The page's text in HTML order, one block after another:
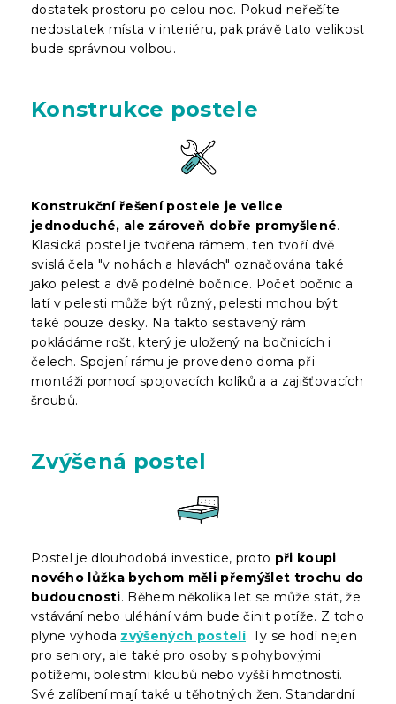
dostatek prostoru po celou noc. Pokud neřešíte
nedostatek místa v interiéru, pak právě tato velikost
bude správnou volbou.
Konstrukce postele
Konstrukční řešení postele je velice
jednoduché, ale zároveň dobře promyšlené.
Klasická postel je tvořena rámem, ten tvoří dvě
svislá čela "v nohách a hlavách" označována také
jako pelest a dvě podélné bočnice. Počet bočnic a
latí v pelesti může být různý, pelesti mohou být
také pouze desky. Na takto sestavený rám
pokládáme rošt, který je uložený na bočnicích i
čelech. Spojení rámu je provedeno doma při
montáži pomocí spojovacích kolíků a a zajišťovacích
šroubů.
Zvýšená postel
Postel je dlouhodobá investice, proto při koupi
nového lůžka bychom měli přemýšlet trochu do
budoucnosti. Během několika let se může stát, že
vstávání nebo uléhání vám bude činit potíže. Z toho
plyne výhoda zvýšených postelí. Ty se hodí nejen
pro seniory, ale také pro osoby s pohybovými
potížemi, bolestmi kloubů nebo vyšší hmotností.
Své zalíbení mají také u těhotných žen. Standardní